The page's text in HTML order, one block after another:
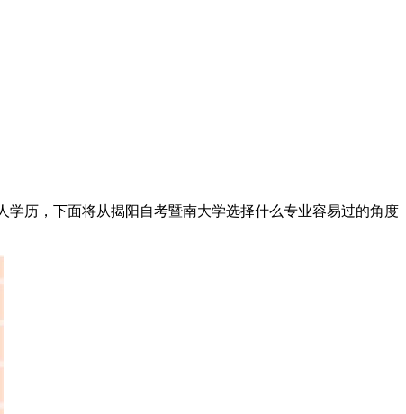
历，下面将从揭阳自考暨南大学选择什么专业容易过的角度